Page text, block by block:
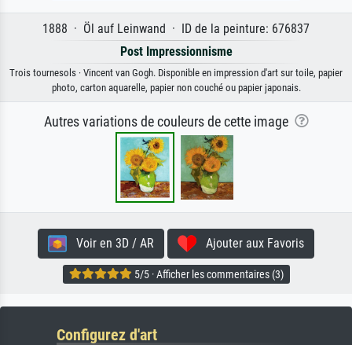
1888 · Öl auf Leinwand · ID de la peinture: 676837
Post Impressionnisme
Trois tournesols · Vincent van Gogh. Disponible en impression d'art sur toile, papier
photo, carton aquarelle, papier non couché ou papier japonais.
Autres variations de couleurs de cette image
Voir en 3D / AR Ajouter aux Favoris
5/5 · Afficher les commentaires (3)
Configurez d'art